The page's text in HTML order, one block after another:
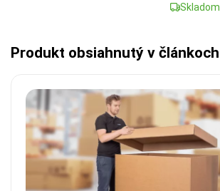
Skladom
Produkt obsiahnutý v článkoch